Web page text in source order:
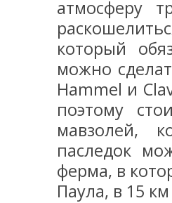
атмосферу
который
можно
Hammel и
поэтому
мавзолей,
паследок
ферма, в
Паула, в 15